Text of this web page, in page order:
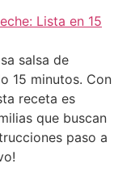
salsa de
15 minutos. Con
receta es
que buscan
paso a